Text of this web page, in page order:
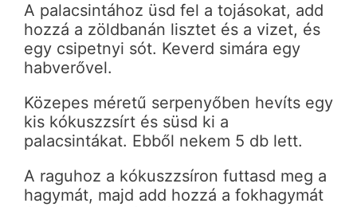
A palacsintához üsd fel a tojásokat, add
hozzá a zöldbanán lisztet és a vizet, és
egy csipetnyi sót. Keverd simára egy
habverővel.
Közepes méretű serpenyőben hevíts egy
kis kókuszzsírt és süsd ki a
palacsintákat. Ebből nekem 5 db lett.
A raguhoz a kókuszzsíron futtasd meg a
hagymát, majd add hozzá a fokhagymát